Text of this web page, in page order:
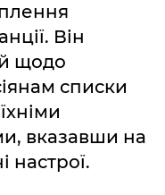
Він
щодо
списки
вказавши на
настрої.